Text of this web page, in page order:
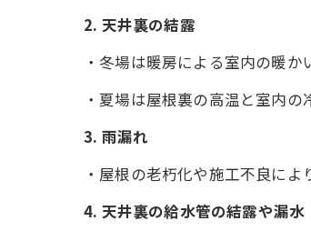
2. 天井裏の結露
・冬場は暖房による室内の暖
・夏場は屋根裏の高温と室内の
3. 雨漏れ
・屋根の老朽化や施工不良に
4. 天井裏の給水管の結露や漏水